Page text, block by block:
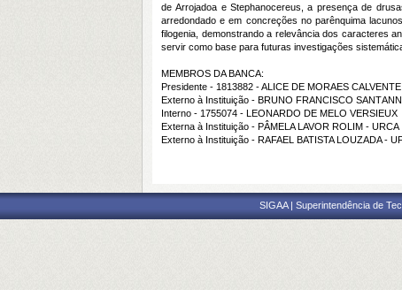
de Arrojadoa e Stephanocereus, a presença de
arredondado e em concreções no parênquima
filogenia, demonstrando a relevância dos caracteres
servir como base para futuras investigações
MEMBROS DA BANCA:
Presidente - 1813882 - ALICE DE MORAES
Externo à Instituição - BRUNO FRANCISCO
Interno - 1755074 - LEONARDO DE MELO VERSIEUX
Externa à Instituição - PÂMELA LAVOR ROLIM - URCA
Externo à Instituição - RAFAEL BATISTA LOUZADA -
SIGAA | Superintendência de